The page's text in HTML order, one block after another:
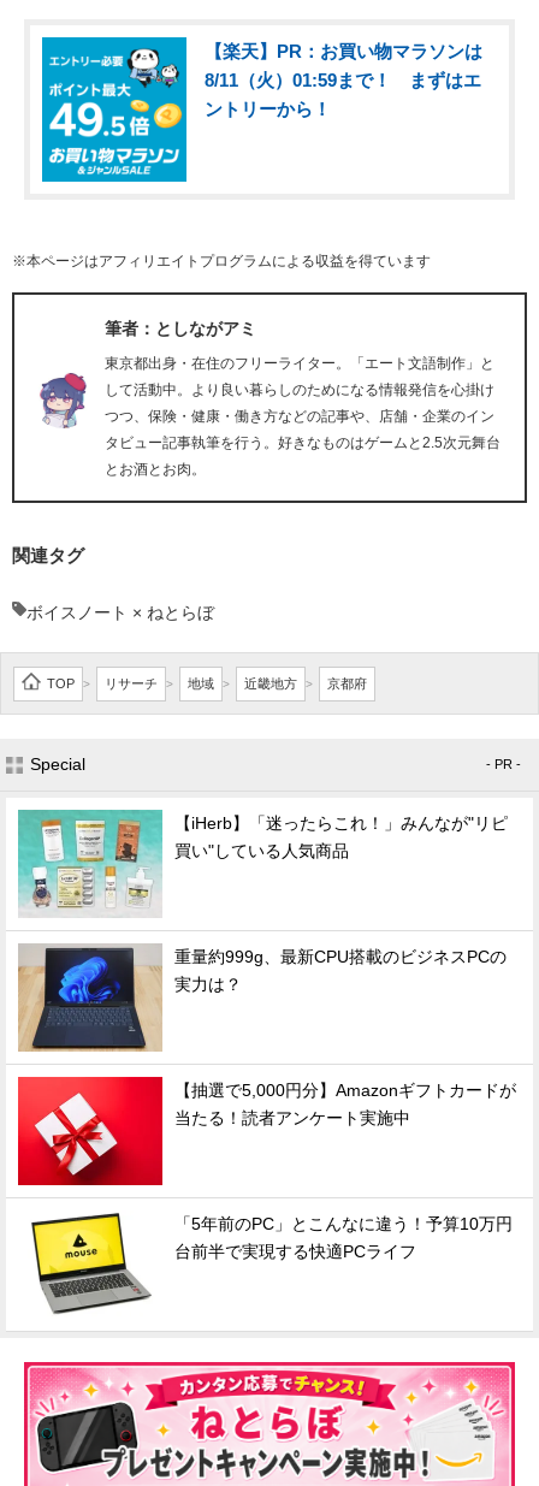
【楽天】PR：お買い物マラソンは
8/11（火）01:59まで！ まずはエ
ントリーから！
※本ページはアフィリエイトプログラムによる収益を得ています
筆者：としながアミ
東京都出身・在住のフリーライター。「エート文語制作」と
して活動中。より良い暮らしのためになる情報発信を心掛け
つつ、保険・健康・働き方などの記事や、店舗・企業のイン
タビュー記事執筆を行う。好きなものはゲームと2.5次元舞台
とお酒とお肉。
関連タグ
ボイスノート × ねとらぼ
TOP > リサーチ > 地域 > 近畿地方 > 京都府
Special - PR -
【iHerb】「迷ったらこれ！」みんなが"リピ
買い"している人気商品
重量約999g、最新CPU搭載のビジネスPCの
実力は？
【抽選で5,000円分】Amazonギフトカードが
当たる！読者アンケート実施中
「5年前のPC」とこんなに違う！予算10万円
台前半で実現する快適PCライフ